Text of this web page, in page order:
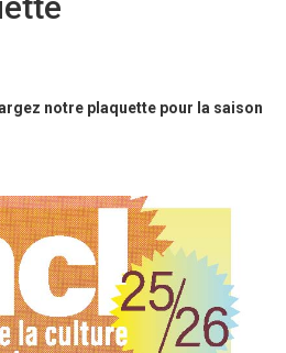
notre plaquette pour la saison